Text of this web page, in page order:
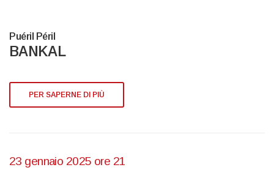
Puéril Péril
BANKAL
PER SAPERNE DI PIÙ
23 gennaio 2025 ore 21